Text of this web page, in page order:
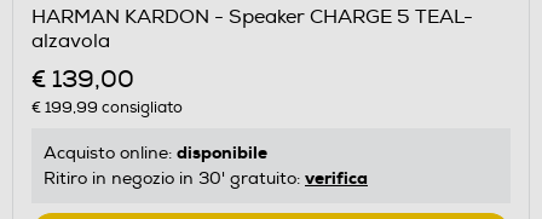
HARMAN KARDON - Speaker CHARGE 5 TEAL-
alzavola
€ 139,00
€ 199,99 consigliato
Acquisto online: disponibile
Ritiro in negozio in 30' gratuito: verifica